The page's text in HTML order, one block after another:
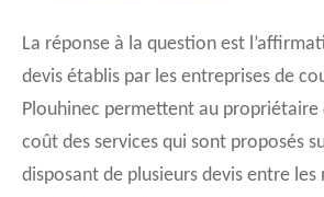
La réponse à la question est
devis établis par les entreprises de
Plouhinec permettent au
coût des services qui sont proposés
disposant de plusieurs devis entre les